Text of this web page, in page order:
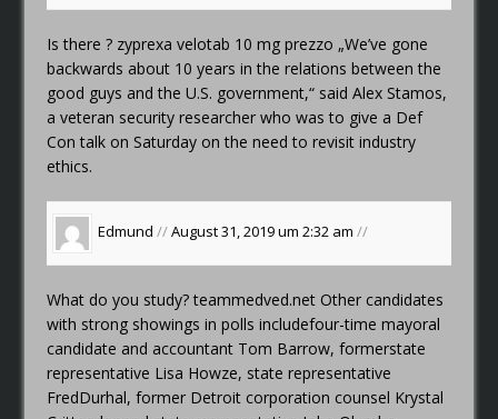
Is there ? zyprexa velotab 10 mg prezzo „We’ve gone
backwards about 10 years in the relations between the
good guys and the U.S. government,“ said Alex Stamos,
a veteran security researcher who was to give a Def
Con talk on Saturday on the need to revisit industry
ethics.
Edmund //August 31, 2019 um 2:32 am//
What do you study?teammedved.net Other candidates
with strong showings in polls includefour-time mayoral
candidate and accountant Tom Barrow, formerstate
representative Lisa Howze, state representative
FredDurhal, former Detroit corporation counsel Krystal